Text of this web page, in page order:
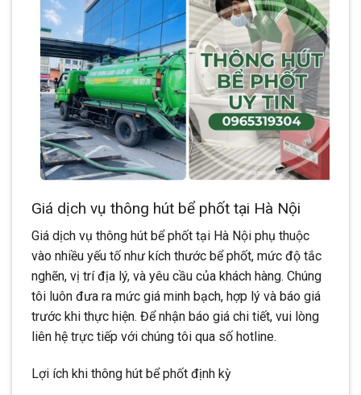
Giá dịch vụ thông hút bể phốt tại Hà Nội
Giá dịch vụ thông hút bể phốt tại Hà Nội phụ thuộc
vào nhiều yếu tố như kích thước bể phốt, mức độ tắc
nghẽn, vị trí địa lý, và yêu cầu của khách hàng. Chúng
tôi luôn đưa ra mức giá minh bạch, hợp lý và báo giá
trước khi thực hiện. Để nhận báo giá chi tiết, vui lòng
liên hệ trực tiếp với chúng tôi qua số hotline.
Lợi ích khi thông hút bể phốt định kỳ